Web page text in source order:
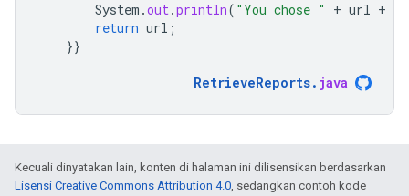
System .out.println( "You chose " + url +
return url ;
}}
RetrieveReports. java
Kecuali dinyatakan lain, konten di halaman ini dilisensikan berdasarkan
Lisensi Creative Commons Attribution 4.0, sedangkan contoh kode